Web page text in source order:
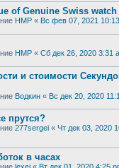
of Genuine Swiss
HMP « Вс фев 07, 2021
HMP « Сб дек 26, 2020 3:31
и стоимости
Водкин « Вс дек 20, 2020
прутся?
277sergei « Чт дек 03, 2020
в часах